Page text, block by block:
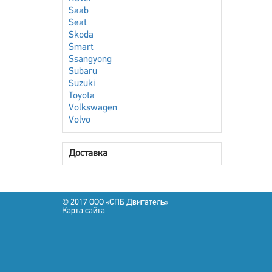
Saab
Seat
Skoda
Smart
Ssangyong
Subaru
Suzuki
Toyota
Volkswagen
Volvo
Доставка
© 2017 OOO «СПБ Двигатель»
Карта сайта